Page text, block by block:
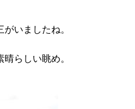
いましたね。
らしい眺め。